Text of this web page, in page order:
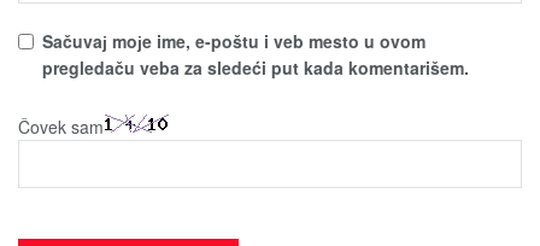
Sačuvaј moјe ime, e-poštu i veb mesto u ovom
pregledaču veba za sledeći put kada komentarišem.
Čovek sam